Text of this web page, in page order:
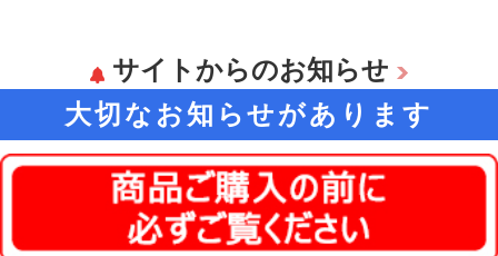
サイトからのお知らせ
大切なお知らせがあります